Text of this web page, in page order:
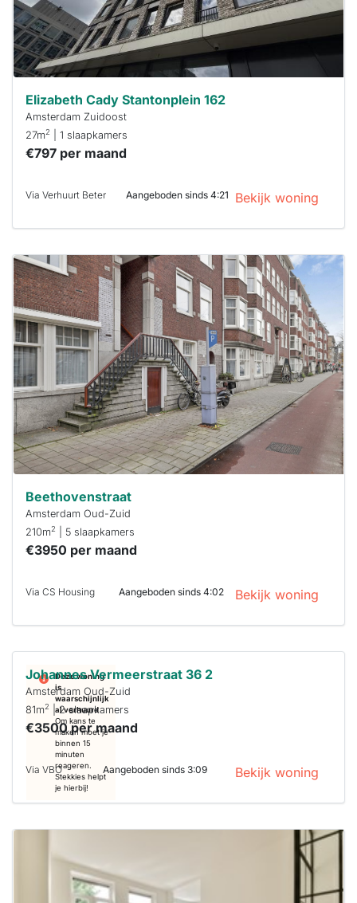
Elizabeth Cady Stantonplein 162
Amsterdam Zuidoost
27m2 | 1 slaapkamers
€797 per maand
Via Verhuurt Beter Aangeboden sinds 4:21 Bekijk woning
Deze woning
is
waarschijnlijk
al verhuurd
Om kans te
maken moet je
binnen 15
Stekkies helpt
je hierbij!
Beethovenstraat
Amsterdam Oud-Zuid
210m2 | 5 slaapkamers
€3950 per maand
Via CS Housing Aangeboden sinds 4:02 Bekijk woning
Deze woning
is
waarschijnlijk
al verhuurd
Om kans te
maken moet je
binnen 15
minuten
reageren.
Stekkies helpt
je hierbij!
Johannes Vermeerstraat 36 2